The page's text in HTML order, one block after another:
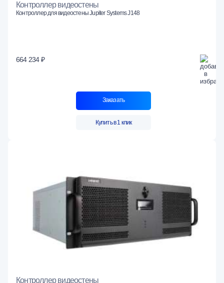
Контроллер видеостены
Контроллер для видеостены Jupiter Systems J148
664 234 ₽
Заказать
Купить в 1 клик
Контроллер видеостены